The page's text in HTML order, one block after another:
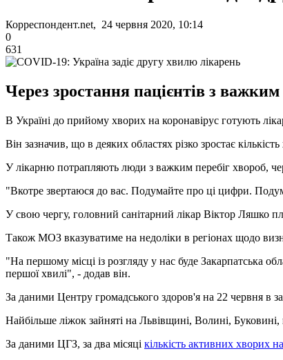
Корреспондент.net, 24 червня 2020, 10:14
0
631
Через зростання пацієнтів з
В Україні до прийому хворих на коронавірус готують
Він зазначив, що в деяких областях різко зростає
У лікарню потрапляють люди з важким перебіг хвороб,
"Вкотре звертаюся до вас. Подумайте про ці цифри.
У свою чергу, головний санітарний лікар Віктор Ляшко
Також МОЗ вказуватиме на недоліки в регіонах щодо
"На першому місці із розгляду у нас буде Закарпатська
першої хвилі", - додав він.
За даними Центру громадського здоров'я на 22 червня в
Найбільше ліжок зайняті на Львівщині, Волині, Буковині,
За даними ЦГЗ, за два місяці кількість активних хворих